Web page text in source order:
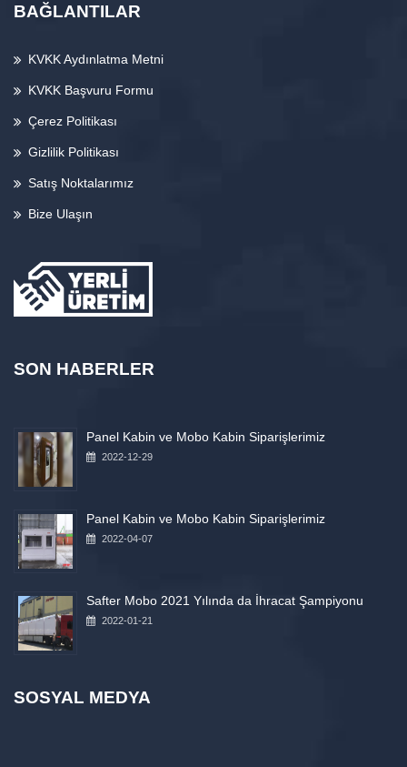
BAĞLANTILAR
KVKK Aydınlatma Metni
KVKK Başvuru Formu
Çerez Politikası
Gizlilik Politikası
Satış Noktalarımız
Bize Ulaşın
SON HABERLER
Panel Kabin ve Mobo Kabin Siparişlerimiz
2022-12-29
Panel Kabin ve Mobo Kabin Siparişlerimiz
2022-04-07
Safter Mobo 2021 Yılında da İhracat Şampiyonu
2022-01-21
SOSYAL MEDYA